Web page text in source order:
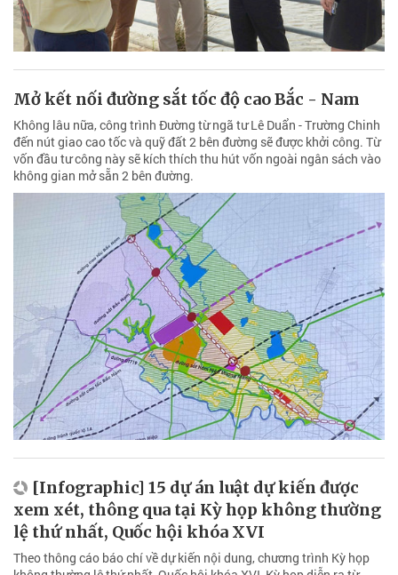
Mở kết nối đường sắt tốc độ cao Bắc - Nam
Không lâu nữa, công trình Đường từ ngã tư Lê Duẩn - Trường Chinh
đến nút giao cao tốc và quỹ đất 2 bên đường sẽ được khởi công. Từ
vốn đầu tư công này sẽ kích thích thu hút vốn ngoài ngân sách vào
không gian mở sẵn 2 bên đường.
[Infographic] 15 dự án luật dự kiến được
xem xét, thông qua tại Kỳ họp không thường
lệ thứ nhất, Quốc hội khóa XVI
Theo thông cáo báo chí về dự kiến nội dung, chương trình Kỳ họp